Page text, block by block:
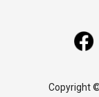
Copyright